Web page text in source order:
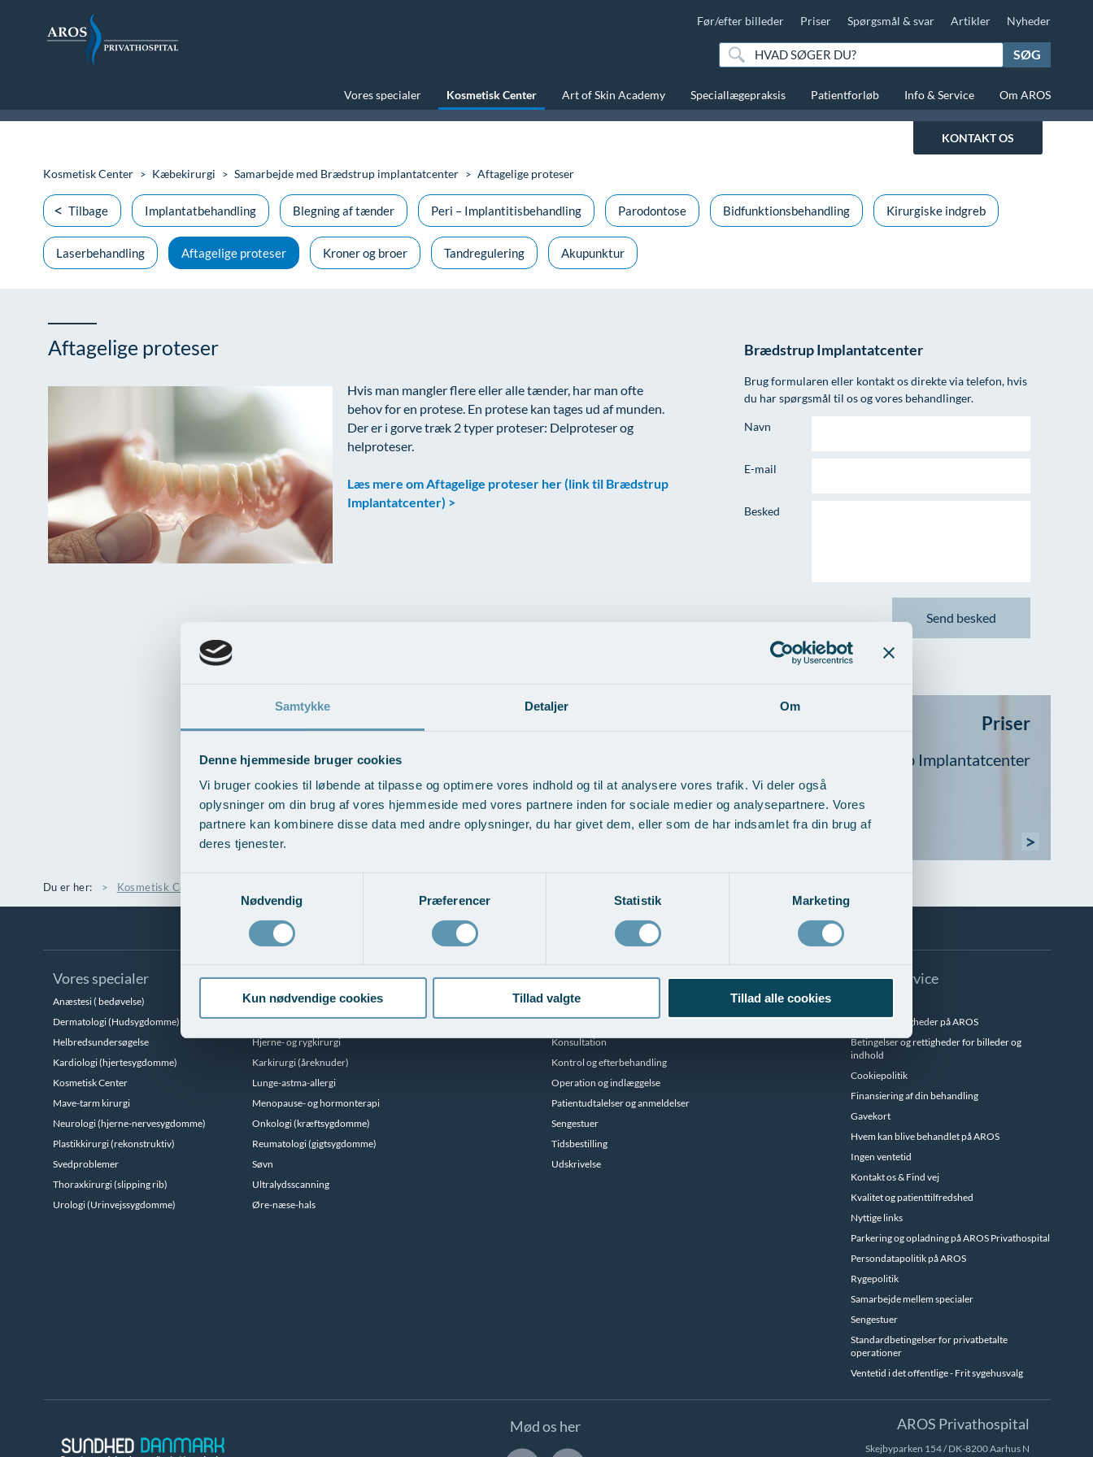
Samtykke Detaljer Om
Denne hjemmeside bruger cookies
Vi bruger cookies til løbende at tilpasse og optimere vores indhold og til at analysere vores trafik. Vi deler også
oplysninger om din brug af vores hjemmeside med vores partnere inden for sociale medier og analysepartnere. Vores
partnere kan kombinere disse data med andre oplysninger, du har givet dem, eller som de har indsamlet fra din brug af
deres tjenester.
Nødvendig
Præferencer Statistik Marketing
Kun nødvendige cookies Tillad valgte Tillad alle cookies
Før/efter billeder Priser Spørgsmål & svar Artikler Nyheder
SØG
Vores specialer Kosmetisk Center Art of Skin Academy Speciallægepraksis Patientforløb Info & Service Om AROS
KONTAKT OS
Kosmetisk Center Kæbekirurgi Samarbejde med Brædstrup implantatcenter Aftagelige proteser
Tilbage Implantatbehandling Blegning af tænder Peri – Implantitisbehandling Parodontose Bidfunktionsbehandling Kirurgiske indgreb
Laserbehandling Aftagelige proteser Kroner og broer Tandregulering Akupunktur
Aftagelige proteser
Hvis man mangler flere eller alle tænder, har man ofte
behov for en protese. En protese kan tages ud af munden.
Der er i gorve træk 2 typer proteser: Delproteser og
helproteser.
Læs mere om Aftagelige proteser her (link til Brædstrup
Implantatcenter) >
Brædstrup Implantatcenter
Brug formularen eller kontakt os direkte via telefon, hvis
du har spørgsmål til os og vores behandlinger.
Navn
E-mail
Besked
Priser
Priser hos Brædstrup Implantatcenter
>
Du er her: Kosmetisk Center
Vores specialer
Anæstesi ( bedøvelse)
Brystsygdomme
Dermatologi (Hudsygdomme)
Gynækologi
Helbredsundersøgelse
Hjerne- og rygkirurgi
Kardiologi (hjertesygdomme)
Karkirurgi (åreknuder)
Kosmetisk Center
Lunge-astma-allergi
Mave-tarm kirurgi
Menopause- og hormonterapi
Neurologi (hjerne-nervesygdomme)
Onkologi (kræftsygdomme)
Plastikkirurgi (rekonstruktiv)
Reumatologi (gigtsygdomme)
Svedproblemer
Søvn
Thoraxkirurgi (slipping rib)
Ultralydsscanning
Urologi (Urinvejssygdomme)
Øre-næse-hals
Patientforløb
Forplejning
Indkaldelse
Konsultation
Kontrol og efterbehandling
Operation og indlæggelse
Patientudtalelser og anmeldelser
Sengestuer
Tidsbestilling
Udskrivelse
Info & Service
Betalingsmuligheder på AROS
Betingelser og rettigheder for billeder og
indhold
Cookiepolitik
Finansiering af din behandling
Gavekort
Hvem kan blive behandlet på AROS
Ingen ventetid
Kontakt os & Find vej
Kvalitet og patienttilfredshed
Nyttige links
Parkering og opladning på AROS Privathospital
Persondatapolitik på AROS
Rygepolitik
Samarbejde mellem specialer
Sengestuer
Standardbetingelser for privatbetalte
operationer
Ventetid i det offentlige - Frit sygehusvalg
Mød os her AROS Privathospital
Skejbyparken 154 / DK-8200 Aarhus N